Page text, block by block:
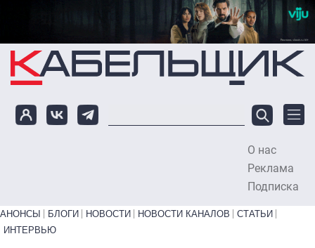
Перейти к основному содержанию
О нас
Реклама
Подписка
Primary links bottom
АНОНСЫ БЛОГИ НОВОСТИ НОВОСТИ КАНАЛОВ
СТАТЬИ
ИНТЕРВЬЮ